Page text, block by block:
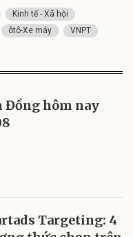
Kinh tế - Xã hội
ôtô-Xe máy
VNPT
Đồng hôm nay
Targeting: 4